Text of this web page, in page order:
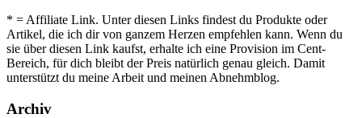
* = Affiliate Link. Unter diesen Links findest du Produkte oder
Artikel, die ich dir von ganzem Herzen empfehlen kann. Wenn du
sie über diesen Link kaufst, erhalte ich eine Provision im Cent-
Bereich, für dich bleibt der Preis natürlich genau gleich. Damit
unterstützt du meine Arbeit und meinen Abnehmblog.
Archiv